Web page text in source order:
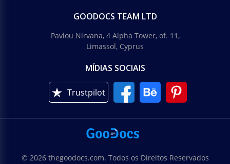
GOODOCS TEAM LTD
Pavlou Nirvana, 4 Alpha Tower, of. 11,
Limassol, Cyprus
MÍDIAS SOCIAIS
Trustpilot
© 2026 thegoodocs.com. Todos os Direitos Reservados